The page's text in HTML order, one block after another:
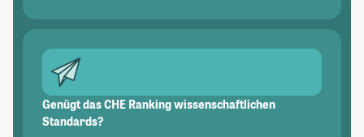
Genügt das CHE Ranking wissenschaftlichen
Standards?